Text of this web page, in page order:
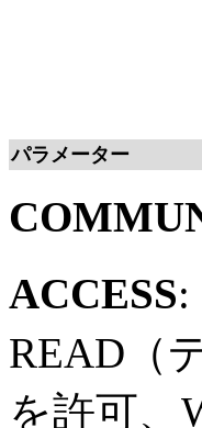
パラメーター
ACCESS:
READ（
を許可、